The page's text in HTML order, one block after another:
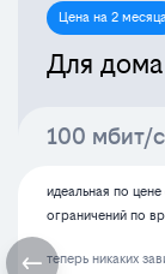
Цена на 2
Для
100 мбит/с
идеальная по
ограничений по
теперь никаких